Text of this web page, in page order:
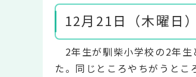
12月21日（木曜日
2年生が馴柴小学校の2年生
た。同じところやちがうと